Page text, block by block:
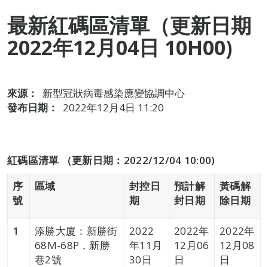
最新紅碼區清單（更新日期
2022年12月04日 10H00)
來源：
新型冠狀病毒感染應變協調中心
發布日期：
2022年12月4日 11:20
紅碼區清單 （更新日期：2022/12/04 10:00)
序
號
區域
封控日
期
預計解
封日期
黃碼解
除日期
1
添勝大廈：新勝街
68M-68P，新勝
巷2號
2022
年11月
30日
2022年
12月06
日
2022年
12月08
日